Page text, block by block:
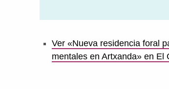
Ver «Nueva residencia foral
mentales en Artxanda» en El